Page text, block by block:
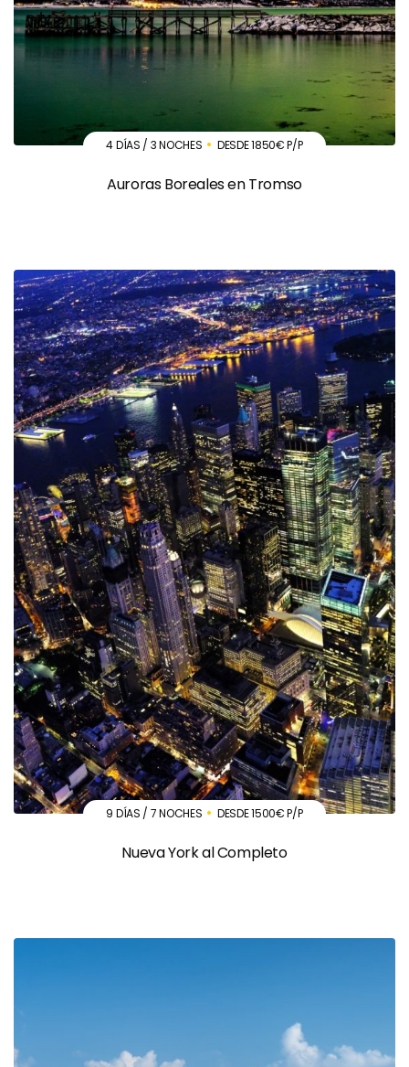
4 DÍAS / 3 NOCHES DESDE 1850€ P/P
Auroras Boreales en Tromso
9 DÍAS / 7 NOCHES DESDE 1500€ P/P
Nueva York al Completo